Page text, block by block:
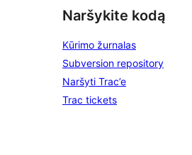
Naršykite kodą
Kūrimo žurnalas
Subversion repository
Naršyti Trac’e
Trac tickets